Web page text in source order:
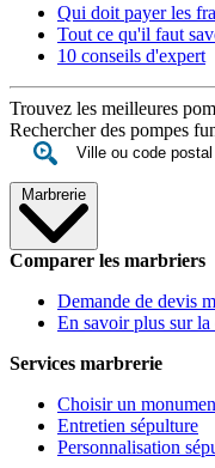
Qui doit payer les
Tout ce qu'il faut
10 conseils d'expert
Trouvez les meilleures
Rechercher des pompes
Marbrerie
Comparer les marbriers
Demande de devis
En savoir plus sur
Services marbrerie
Choisir un
Entretien sépulture
Personnalisation